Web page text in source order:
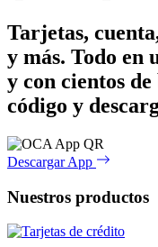
Tarjetas,
y más. Todo en
y con cientos
código y
Descargar App
Nuestros productos